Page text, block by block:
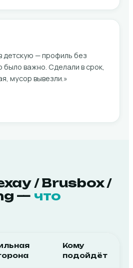
детскую — профиль без
было важно. Сделали в срок,
мусор вывезли.»
/ Brusbox /
— что
Кому
подойдёт